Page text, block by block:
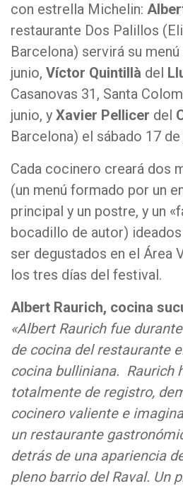
con estrella Michelin:
restaurante Dos Palillos
Barcelona) servirá su
junio, Víctor Quintillà del
Casanovas 31, Santa
junio, y Xavier Pellicer del
Barcelona) el sábado 17 de
Cada cocinero creará dos
(un menú formado por un
principal y un postre, y un
bocadillo de autor)
ser degustados en el Área
los tres días del festival.
Albert Raurich, cocina
«Albert Raurich fue
de cocina del restaurante
cocina bulliniana. Raurich
totalmente de registro,
cocinero valiente e
un restaurante
detrás de una apariencia
pleno barrio del Raval. Un